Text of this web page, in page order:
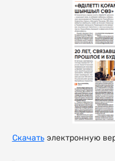
Скачатьэлектронную